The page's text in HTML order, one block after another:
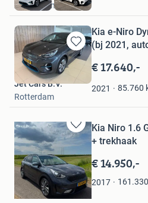
Amsterdam
Bewaren
in
Mijn
Favorieten
Kia e-Niro
(bj 2021,
€ 17.640,-
2021 85.760
Jet Cars B.V.
Rotterdam
Bewaren
in
Mijn
Favorieten
Kia Niro 1.6
+ trekhaak
€ 14.950,-
2017 161.330
Klerks
Roelofarendsveen